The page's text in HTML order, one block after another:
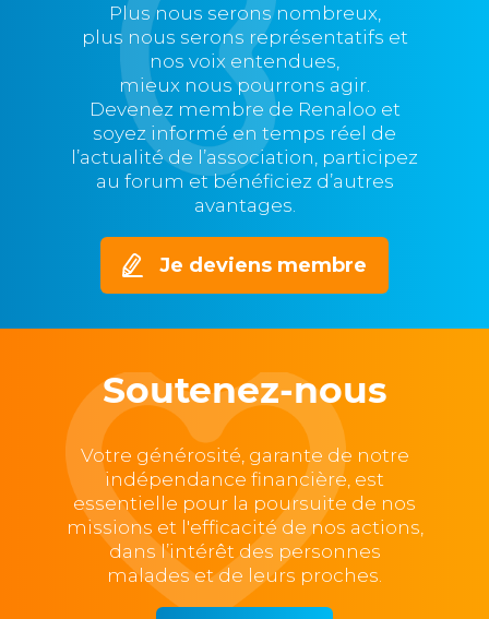
Plus nous serons nombreux,
plus nous serons représentatifs et
nos voix entendues,
mieux nous pourrons agir.
Devenez membre de Renaloo et
soyez informé en temps réel de
l’actualité de l’association, participez
au forum et bénéficiez d’autres
avantages.
Je deviens membre
Soutenez-nous
Votre générosité, garante de notre
indépendance financière, est
essentielle pour la poursuite de nos
missions et l'efficacité de nos actions,
dans l’intérêt des personnes
malades et de leurs proches.